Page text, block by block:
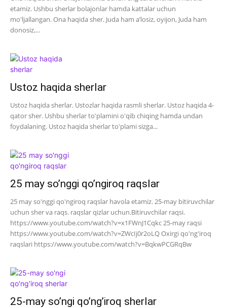
etamiz. Ushbu sherlar bolajonlar hamda kattalar uchun
mo'ljallangan. Ona haqida sher. Juda ham a’losiz, oyijon, Juda ham
donosiz,...
Ustoz haqida sherlar
Ustoz haqida sherlar. Ustozlar haqida rasmli sherlar. Ustoz haqida 4-
qator sher. Ushbu sherlar to'plamini o'qib chiqing hamda undan
foydalaning. Ustoz haqida sherlar to'plami sizga...
25 may so’nggi qo’ngiroq raqslar
25 may so'nggi qo'ngiroq raqslar havola etamiz. 25-may bitiruvchilar
uchun sher va raqs. raqslar qizlar uchun.Bitiruvchilar raqsi.
https://www.youtube.com/watch?v=x1FWnJ1Cqkc 25-may raqsi
https://www.youtube.com/watch?v=ZWcIj0r2oLQ Oxirgi qo'ng'iroq
raqslari https://www.youtube.com/watch?v=BqkwPCGRqBw
25-may so’ngi qo’ng’iroq sherlar